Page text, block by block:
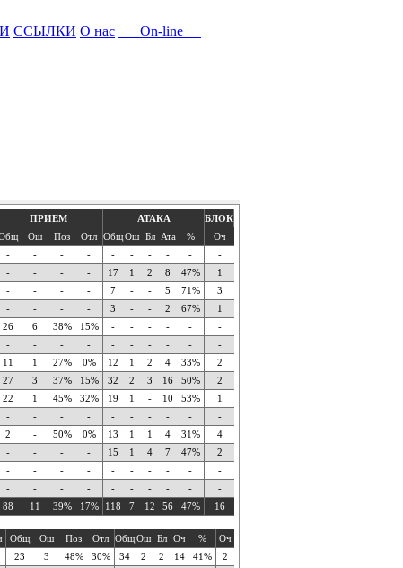
ССЫЛКИ О нас
On-line
ПРИЕМ АТАКА
БЛОК
Ош Поз Отл ОбщОш Бл Ата % Оч
- - - - - - - - - -
- - - - 17 1 2 8 47% 1
- - - - 7 - - 5 71% 3
- - - - 3 - - 2 67% 1
26 6 38% 15% - - - - - -
- - - - - - - - - -
11 1 27% 0% 12 1 2 4 33% 2
27 3 37% 15% 32 2 3 16 50% 2
22 1 45% 32% 19 1 - 10 53% 1
- - - - - - - - - -
2 - 50% 0% 13 1 1 4 31% 4
- - - - 15 1 4 7 47% 2
- - - - - - - - - -
- - - - - - - - - -
88 11 39% 17% 118 7 12 56 47% 16
Общ Ош Поз Отл ОбщОш Бл Оч % Оч
23 3 48% 30% 34 2 2 14 41% 2